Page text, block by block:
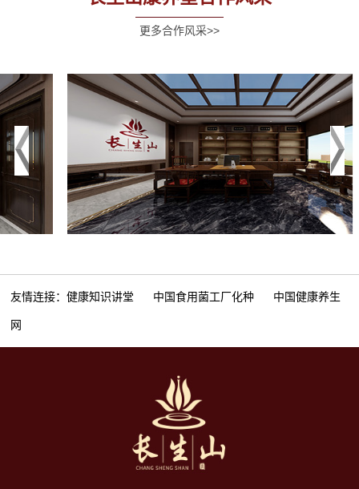
更多合作风采>>
友情连接：健康知识讲堂 中国食用菌工厂化种 中国健康养生
网